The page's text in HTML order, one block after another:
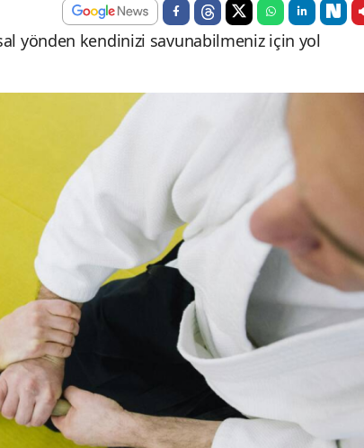
yönden kendinizi savunabilmeniz için yol